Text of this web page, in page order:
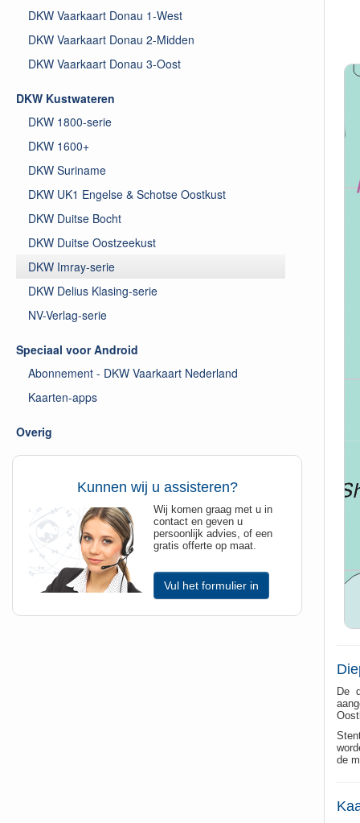
De
de
DKW Vaarkaart Donau 1-West
DKW Vaarkaart Donau 2-Midden
DKW Vaarkaart Donau 3-Oost
DKW Kustwateren
DKW 1800-serie
DKW 1600+
DKW Suriname
DKW UK1 Engelse & Schotse Oostkust
DKW Duitse Bocht
DKW Duitse Oostzeekust
DKW Imray-serie
DKW Delius Klasing-serie
NV-Verlag-serie
Speciaal voor Android
Abonnement - DKW Vaarkaart Nederland
Kaarten-apps
Overig
Kunnen wij u assisteren?
Wij komen graag met u in
contact en geven u
persoonlijk advies, of een
gratis offerte op maat.
Vul het formulier in